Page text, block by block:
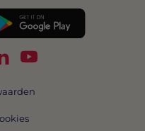
op TikTok
op
Volg Swipe4Work op
Volg Swipe4Work